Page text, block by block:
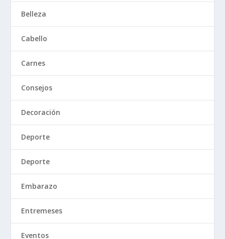
Belleza
Cabello
Carnes
Consejos
Decoración
Deporte
Deporte
Embarazo
Entremeses
Eventos